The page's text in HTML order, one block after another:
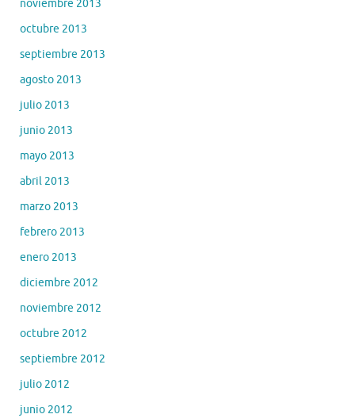
noviembre 2013
octubre 2013
septiembre 2013
agosto 2013
julio 2013
junio 2013
mayo 2013
abril 2013
marzo 2013
febrero 2013
enero 2013
diciembre 2012
noviembre 2012
octubre 2012
septiembre 2012
julio 2012
junio 2012